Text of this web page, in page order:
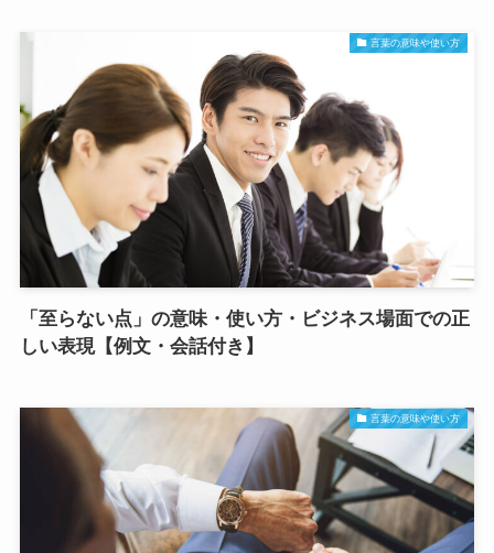
言葉の意味や使い方
「至らない点」の意味・使い方・ビジネス場面での正
しい表現【例文・会話付き】
言葉の意味や使い方